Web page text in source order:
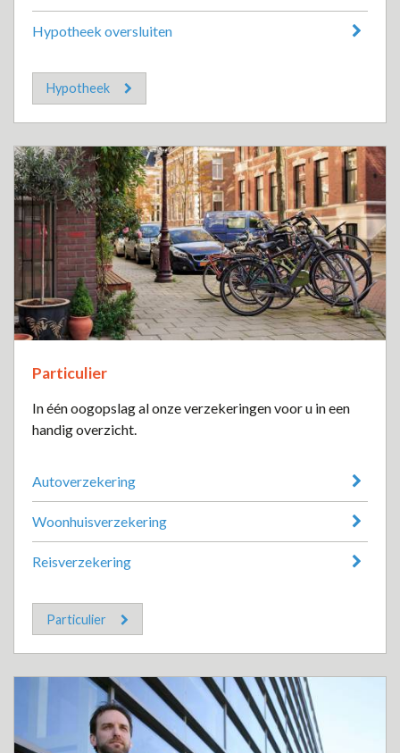
Hypotheek oversluiten
Hypotheek
Particulier
In één oogopslag al onze verzekeringen voor u in een
handig overzicht.
Autoverzekering
Woonhuisverzekering
Reisverzekering
Particulier